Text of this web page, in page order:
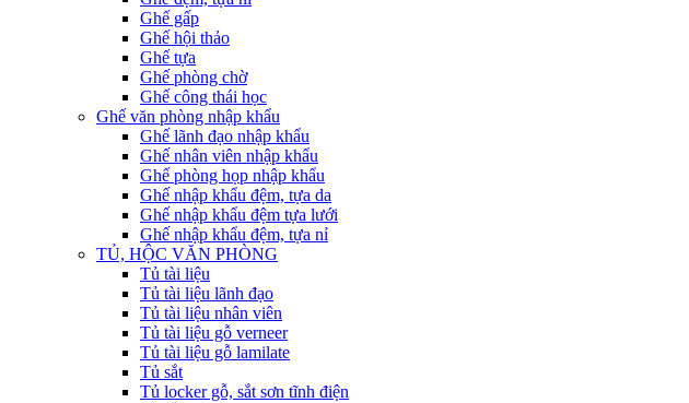
Ghế gấp
Ghế hội thảo
Ghế tựa
Ghế phòng chờ
Ghế công thái học
Ghế văn phòng nhập khẩu
Ghế lãnh đạo nhập khẩu
Ghế nhân viên nhập khẩu
Ghế phòng họp nhập khẩu
Ghế nhập khẩu đệm, tựa da
Ghế nhập khẩu đệm tựa lưới
Ghế nhập khẩu đệm, tựa nỉ
TỦ, HỘC VĂN PHÒNG
Tủ tài liệu
Tủ tài liệu lãnh đạo
Tủ tài liệu nhân viên
Tủ tài liệu gỗ verneer
Tủ tài liệu gỗ lamilate
Tủ sắt
Tủ locker gỗ, sắt sơn tĩnh điện